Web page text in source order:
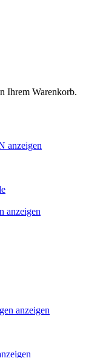
Ihrem Warenkorb.
anzeigen
anzeigen
anzeigen